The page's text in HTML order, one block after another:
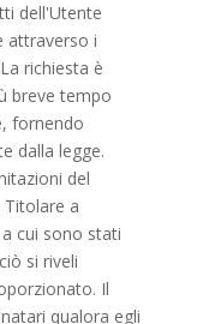
dell'Utente
attraverso i
richiesta è
breve tempo
fornendo
dalla legge.
del
a
cui sono stati
si riveli
Il
qualora egli